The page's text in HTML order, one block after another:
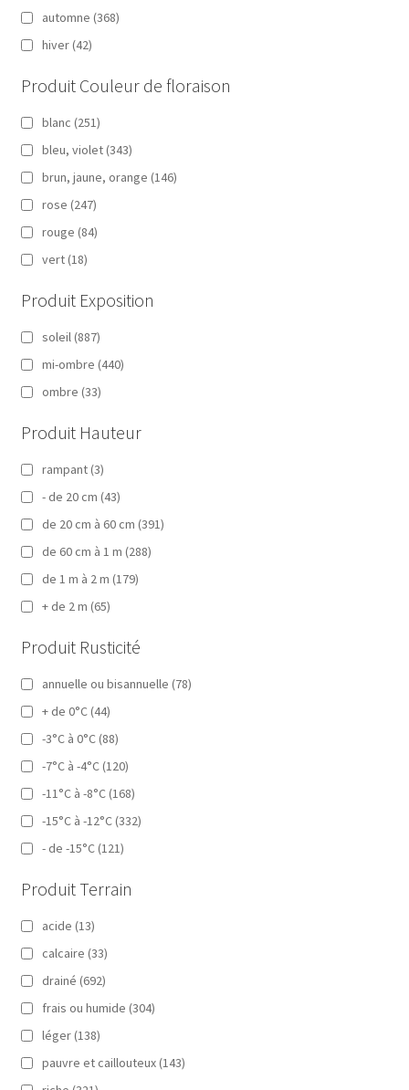
automne (368)
hiver (42)
Produit Couleur de floraison
blanc (251)
bleu, violet (343)
brun, jaune, orange (146)
rose (247)
rouge (84)
vert (18)
Produit Exposition
soleil (887)
mi-ombre (440)
ombre (33)
Produit Hauteur
rampant (3)
- de 20 cm (43)
de 20 cm à 60 cm (391)
de 60 cm à 1 m (288)
de 1 m à 2 m (179)
+ de 2 m (65)
Produit Rusticité
annuelle ou bisannuelle (78)
+ de 0°C (44)
-3°C à 0°C (88)
-7°C à -4°C (120)
-11°C à -8°C (168)
-15°C à -12°C (332)
- de -15°C (121)
Produit Terrain
acide (13)
calcaire (33)
drainé (692)
frais ou humide (304)
léger (138)
pauvre et caillouteux (143)